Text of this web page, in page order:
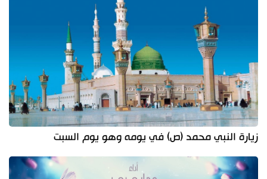
زيارة النبي محمد (ص) في يومه وهو يوم السبت